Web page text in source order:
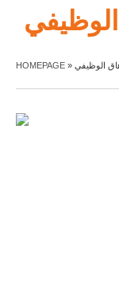
HOMEPAGE » الوظيفي